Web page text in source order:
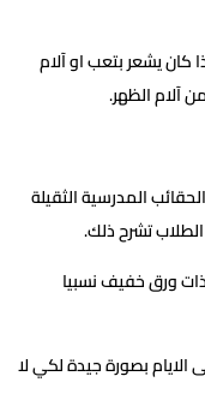
كان يشعر بتعب او آلام
آلام الظهر.
المدرسية الثقيلة
تشرح ذلك.
ذات ورق خفيف نسبيا
الايام بصورة جيدة لكي لا